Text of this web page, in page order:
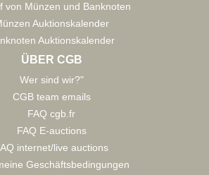
von Münzen und Banknoten
Auktionskalender
Auktionskalender
ÜBER CGB
Wer sind wir?"
CGB team emails
FAQ cgb.fr
FAQ E-auctions
internet/live auctions
Geschäftsbedingungen